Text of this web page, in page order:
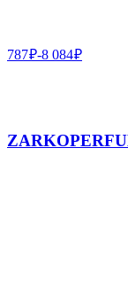
787₽-8 084₽